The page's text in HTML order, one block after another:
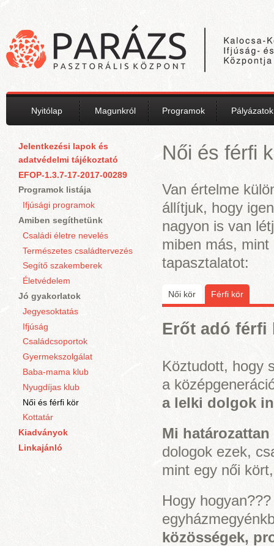
Nyitólap Magunkról Programok Pályázatok
Jelentkezési lapok és
adatvédelmi tájékoztató
EFOP-1.3.7-17-2017-00289
Programok listája
Ifjúsági programok
Amiben segíthetünk
Családi életre nevelés
Természetes családtervezés
Segítő szakemberek
Életvédelem
Jó gyakorlatok
Jegyesoktatás
Ifjúság
Családcsoportok
Gyermekszolgálat
Baba-mama klub
Nyugdíjas klub
Női és férfi kör
Kottatár
Kiadványok
Linkajánló
Női és férfi
Van értelme
állítjuk, hogy
nagyon is van
miben más,
tapasztalatot:
Női kör Férfi kör
Erőt adó férfi
Köztudott, hogy
a
a lelki dolgok
Mi
dologok ezek,
mint egy női
Hogy
közösségek,